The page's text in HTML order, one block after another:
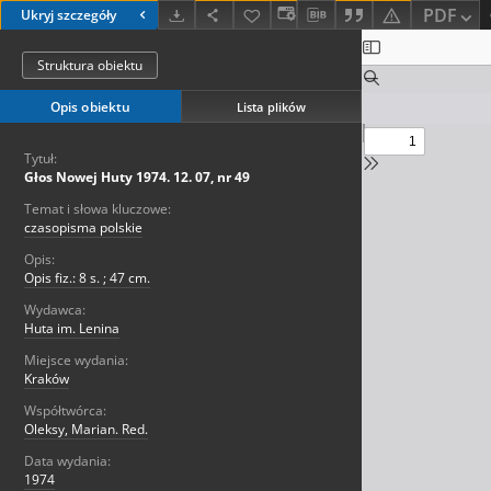
Ukryj szczegóły PDF
Struktura obiektu
Opis obiektu Lista plików
Tytuł:
Głos Nowej Huty 1974. 12. 07, nr 49
Temat i słowa kluczowe:
czasopisma polskie
Opis:
Opis fiz.: 8 s. ; 47 cm.
Wydawca:
Huta im. Lenina
Miejsce wydania:
Kraków
Współtwórca:
Oleksy, Marian. Red.
Data wydania:
1974